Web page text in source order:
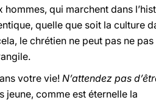
qui marchent dans
quelle que soit la culture
le chrétien ne peut pas ne pas
votre vie! N’attendez pas
jeune, comme est éternelle la